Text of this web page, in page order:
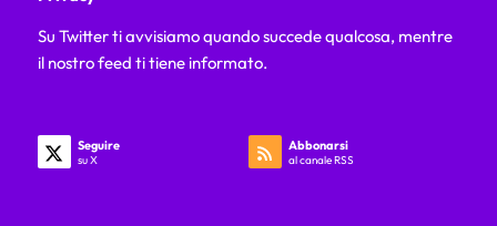
Su Twitter ti avvisiamo quando succede qualcosa, mentre
il nostro feed ti tiene informato.
Seguire
su X
Abbonarsi
al canale RSS